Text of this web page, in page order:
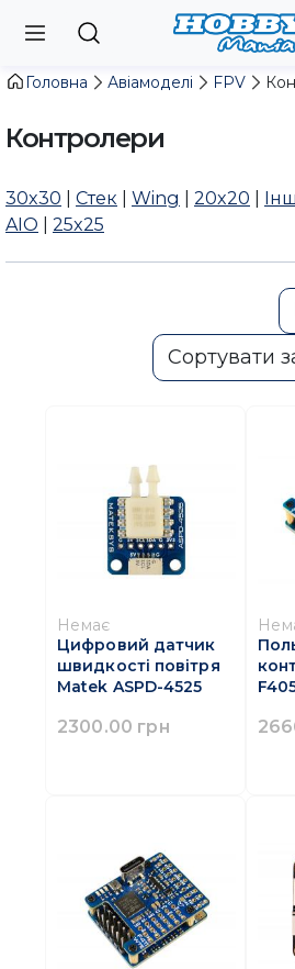
Головна Авіамоделі FPV
Контролери
30x30 | Стек | Wing | 20x20 |
AIO | 25x25
Сортувати
Немає
Цифровий датчик
швидкості повітря
Matek ASPD-4525
2300.00 грн